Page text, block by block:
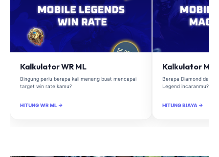
Kalkulator WR ML
Bingung perlu berapa kali menang buat mencapai
target win rate kamu?
HITUNG WR ML →
Kalkulator
Berapa Diamond dan
Legend incaranmu?
HITUNG BIAYA →